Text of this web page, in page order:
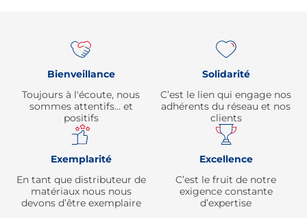
Bienveillance
Toujours à l'écoute, nous
sommes attentifs… et
positifs
Solidarité
C’est le lien qui engage nos
adhérents du réseau et nos
clients
Exemplarité
En tant que distributeur de
matériaux nous nous
devons d’être exemplaire
Excellence
C’est le fruit de notre
exigence constante
d’expertise